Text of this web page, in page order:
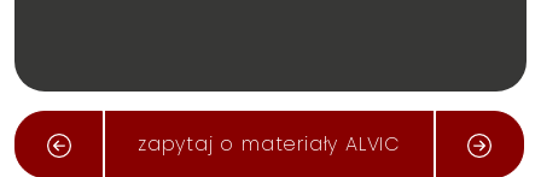
zapytaj o materiały ALVIC